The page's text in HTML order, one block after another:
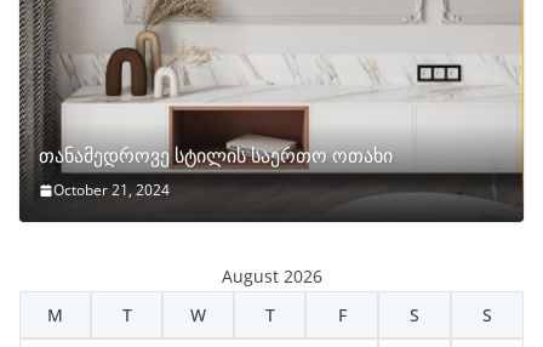
თანამედროვე სტილის საერთო ოთახი
October 21, 2024
August 2026
M
T W T F S S